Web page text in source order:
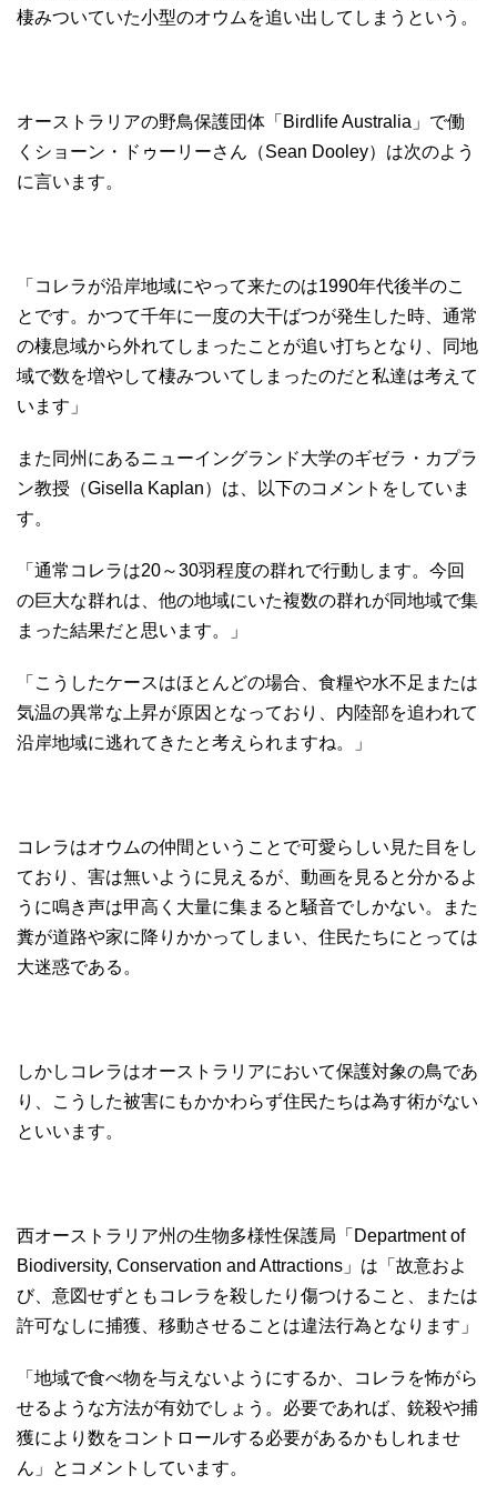
棲みついていた小型のオウムを追い出してしまうという。
オーストラリアの野鳥保護団体「Birdlife Australia」で働
くショーン・ドゥーリーさん（Sean Dooley）は次のよう
に言います。
「コレラが沿岸地域にやって来たのは1990年代後半のこ
とです。かつて千年に一度の大干ばつが発生した時、通常
の棲息域から外れてしまったことが追い打ちとなり、同地
域で数を増やして棲みついてしまったのだと私達は考えて
います」
また同州にあるニューイングランド大学のギゼラ・カプラ
ン教授（Gisella Kaplan）は、以下のコメントをしていま
す。
「通常コレラは20～30羽程度の群れで行動します。今回
の巨大な群れは、他の地域にいた複数の群れが同地域で集
まった結果だと思います。」
「こうしたケースはほとんどの場合、食糧や水不足または
気温の異常な上昇が原因となっており、内陸部を追われて
沿岸地域に逃れてきたと考えられますね。」
コレラはオウムの仲間ということで可愛らしい見た目をし
ており、害は無いように見えるが、動画を見ると分かるよ
うに鳴き声は甲高く大量に集まると騒音でしかない。また
糞が道路や家に降りかかってしまい、住民たちにとっては
大迷惑である。
しかしコレラはオーストラリアにおいて保護対象の鳥であ
り、こうした被害にもかかわらず住民たちは為す術がない
といいます。
西オーストラリア州の生物多様性保護局「Department of
Biodiversity, Conservation and Attractions」は「故意およ
び、意図せずともコレラを殺したり傷つけること、または
許可なしに捕獲、移動させることは違法行為となります」
「地域で食べ物を与えないようにするか、コレラを怖がら
せるような方法が有効でしょう。必要であれば、銃殺や捕
獲により数をコントロールする必要があるかもしれませ
ん」とコメントしています。